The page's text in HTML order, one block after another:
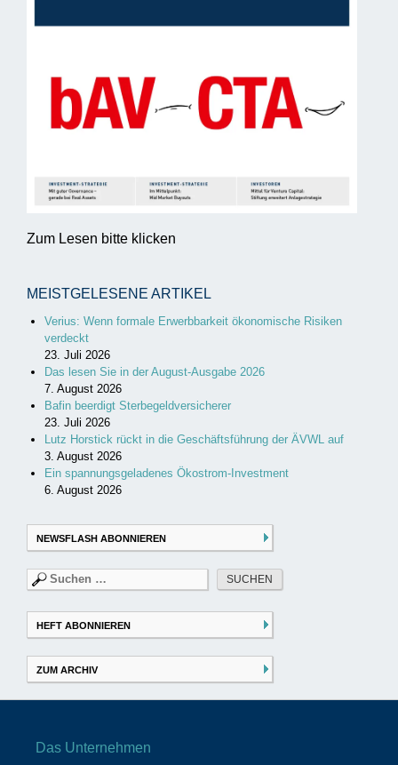
Zum Lesen bitte klicken
MEISTGELESENE ARTIKEL
Verius: Wenn formale Erwerbbarkeit ökonomische Risiken
verdeckt
23. Juli 2026
Das lesen Sie in der August-Ausgabe 2026
7. August 2026
Bafin beerdigt Sterbegeldversicherer
23. Juli 2026
Lutz Horstick rückt in die Geschäftsführung der ÄVWL auf
3. August 2026
Ein spannungsgeladenes Ökostrom-Investment
6. August 2026
NEWSFLASH ABONNIEREN
Suchen
nach:
HEFT ABONNIEREN
ZUM ARCHIV
Das Unternehmen